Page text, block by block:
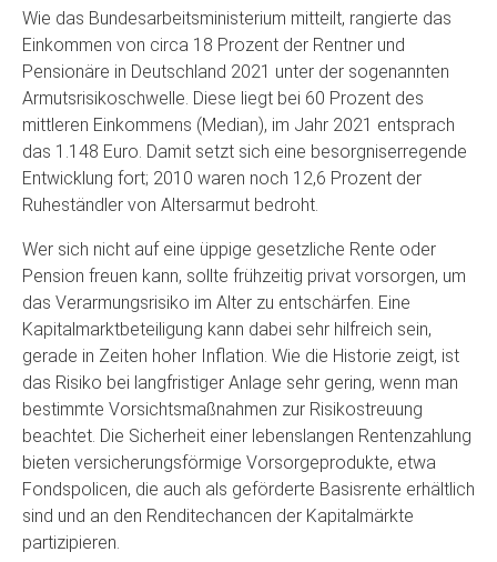
Wie das Bundesarbeitsministerium mitteilt, rangierte das
Einkommen von circa 18 Prozent der Rentner und
Pensionäre in Deutschland 2021 unter der sogenannten
Armutsrisikoschwelle. Diese liegt bei 60 Prozent des
mittleren Einkommens (Median), im Jahr 2021 entsprach
das 1.148 Euro. Damit setzt sich eine besorgniserregende
Entwicklung fort; 2010 waren noch 12,6 Prozent der
Ruheständler von Altersarmut bedroht.
Wer sich nicht auf eine üppige gesetzliche Rente oder
Pension freuen kann, sollte frühzeitig privat vorsorgen, um
das Verarmungsrisiko im Alter zu entschärfen. Eine
Kapitalmarktbeteiligung kann dabei sehr hilfreich sein,
gerade in Zeiten hoher Inflation. Wie die Historie zeigt, ist
das Risiko bei langfristiger Anlage sehr gering, wenn man
bestimmte Vorsichtsmaßnahmen zur Risikostreuung
beachtet. Die Sicherheit einer lebenslangen Rentenzahlung
bieten versicherungsförmige Vorsorgeprodukte, etwa
Fondspolicen, die auch als geförderte Basisrente erhältlich
sind und an den Renditechancen der Kapitalmärkte
partizipieren.